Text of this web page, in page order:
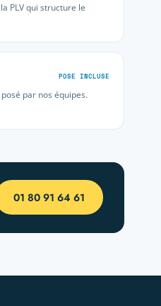
PLV qui structure le
POSE INCLUSE
par nos équipes.
01 80 91 64 61